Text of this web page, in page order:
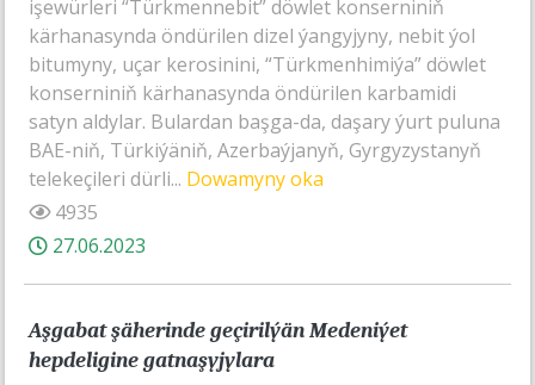
işewürleri “Türkmennebit” döwlet konserniniň
kärhanasynda öndürilen dizel ýangyjyny, nebit ýol
bitumyny, uçar kerosinini, “Türkmenhimiýa” döwlet
konserniniň kärhanasynda öndürilen karbamidi
satyn aldylar. Bulardan başga-da, daşary ýurt puluna
BAE-niň, Türkiýäniň, Azerbaýjanyň, Gyrgyzystanyň
telekeçileri dürli... Dowamyny oka
4935
27.06.2023
Aşgabat şäherinde geçirilýän Medeniýet
hepdeligine gatnaşyjylara